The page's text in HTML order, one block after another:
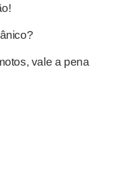
vale a pena